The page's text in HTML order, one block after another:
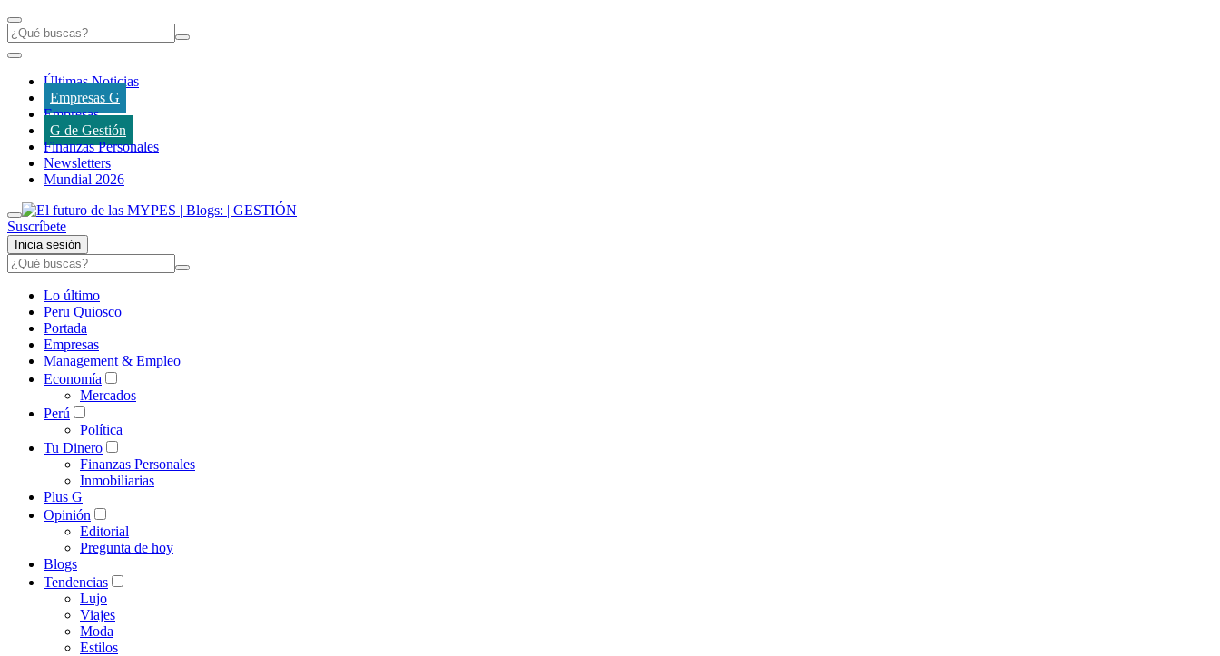
Últimas Noticias
Empresas G
Empresas
G de Gestión
Finanzas Personales
Newsletters
Mundial 2026
Suscríbete
Inicia sesión
Lo último
Peru Quiosco
Portada
Empresas
Management & Empleo
Economía
Mercados
Perú
Política
Tu Dinero
Finanzas Personales
Inmobiliarias
Plus G
Opinión
Editorial
Pregunta de hoy
Blogs
Tendencias
Lujo
Viajes
Moda
Estilos